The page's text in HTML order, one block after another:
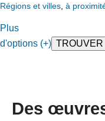
Régions et villes à
Plus
d'options (+)
Des